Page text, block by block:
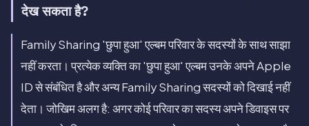
देख सकता है?
Family Sharing 'छुपा हुआ' एल्बम परिवार के सदस्यों के साथ साझा
नहीं करता। प्रत्येक व्यक्ति का 'छुपा हुआ' एल्बम उनके अपने Apple
ID से संबंधित है और अन्य Family Sharing सदस्यों को दिखाई नहीं
देता। जोखिम अलग है: अगर कोई परिवार का सदस्य अपने डिवाइस पर